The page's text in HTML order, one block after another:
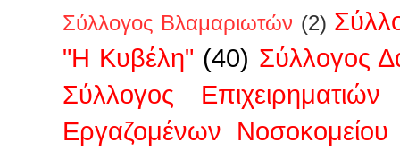
Σύλλογος Βλαμαριωτών (2)
"Η Κυβέλη" (40) Σύλλογος
Σύλλογος
Εργαζομένων